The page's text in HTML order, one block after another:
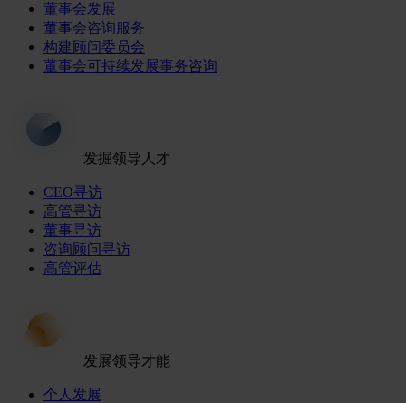
董事会发展
董事会咨询服务
构建顾问委员会
董事会可持续发展事务咨询
发掘领导人才
CEO寻访
高管寻访
董事寻访
咨询顾问寻访
高管评估
发展领导才能
个人发展